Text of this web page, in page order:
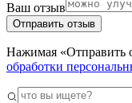
Ваш отзыв
Отправить отзыв
Нажимая «Отправить
обработки